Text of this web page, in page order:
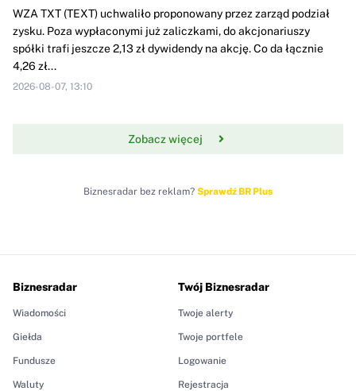
WZA TXT (TEXT) uchwaliło proponowany przez zarząd podział
zysku. Poza wypłaconymi już zaliczkami, do akcjonariuszy
spółki trafi jeszcze 2,13 zł dywidendy na akcję. Co da łącznie
4,26 zł...
2026-08-07, 13:10
Zobacz więcej
Biznesradar bez reklam? Sprawdź BR Plus
Biznesradar
Wiadomości
Giełda
Fundusze
Waluty
Twój Biznesradar
Twoje alerty
Twoje portfele
Logowanie
Rejestracja